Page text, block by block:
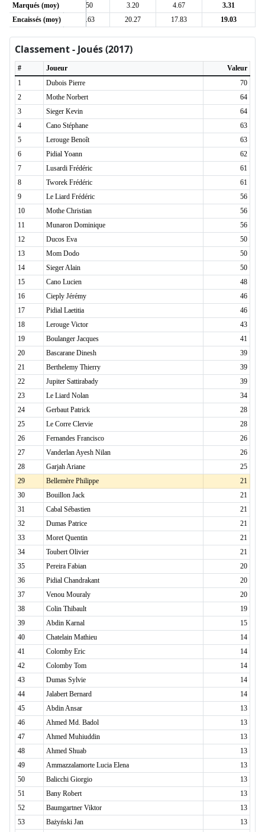
Marqués (moy)
2.50 3.20 4.67
3.31
Encaissés (moy)
17.63 20.27 17.83 19.03
Classement - Joués (2017)
# Joueur
Valeur
1
Dubois Pierre
70
2
Mothe Norbert
64
3
Sieger Kevin
64
4
Cano Stéphane
63
5
Lerouge Benoît
63
6
Pidial Yoann
62
7
Lusardi Frédéric
61
8
Tworek Frédéric
61
9
Le Liard Frédéric
56
10
Mothe Christian
56
11
Munaron Dominique
56
12
Ducos Eva
50
13
Mom Dodo
50
14
Sieger Alain
50
15
Cano Lucien
48
16
Cieply Jérémy
46
17
Pidial Laetitia
46
18
Lerouge Victor
43
19
Boulanger Jacques
41
20
Bascarane Dinesh
39
21
Berthelemy Thierry
39
22
Jupiter Sattirabady
39
23
Le Liard Nolan
34
24
Gerbaut Patrick
28
25
Le Corre Clervie
28
26
Fernandes Francisco
26
27
Vanderlan Ayesh Nilan
26
28
Garjah Ariane
25
29
Bellemère Philippe
21
30
Bouillon Jack
21
31
Cabal Sébastien
21
32
Dumas Patrice
21
33
Moret Quentin
21
34
Toubert Olivier
21
35
Pereira Fabian
20
36
Pidial Chandrakant
20
37
Venou Mouraly
20
38
Colin Thibault
19
39
Abdin Karnal
15
40
Chatelain Mathieu
14
41
Colomby Eric
14
42
Colomby Tom
14
43
Dumas Sylvie
14
44
Jalabert Bernard
14
45
Abdin Ansar
13
46
Ahmed Md. Badol
13
47
Ahmed Muhiuddin
13
48
Ahmed Shuab
13
49
Ammazzalamorte Lucia Elena
13
50
Balicchi Giorgio
13
51
Bany Robert
13
52
Baumgartner Viktor
13
53
Bażyński Jan 13